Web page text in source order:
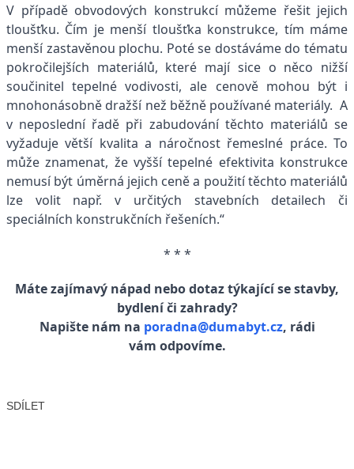
V případě obvodových konstrukcí můžeme řešit jejich
tloušťku. Čím je menší tloušťka konstrukce, tím máme
menší zastavěnou plochu. Poté se dostáváme do tématu
pokročilejších materiálů, které mají sice o něco nižší
součinitel tepelné vodivosti, ale cenově mohou být i
mnohonásobně dražší než běžně používané materiály. A
v neposlední řadě při zabudování těchto materiálů se
vyžaduje větší kvalita a náročnost řemeslné práce. To
může znamenat, že vyšší tepelné efektivita konstrukce
nemusí být úměrná jejich ceně a použití těchto materiálů
lze volit např. v určitých stavebních detailech či
speciálních konstrukčních řešeních.“
* * *
Máte zajímavý nápad nebo dotaz týkající se stavby,
bydlení či zahrady?
Napište nám na poradna@dumabyt.cz, rádi
vám odpovíme.
SDÍLET